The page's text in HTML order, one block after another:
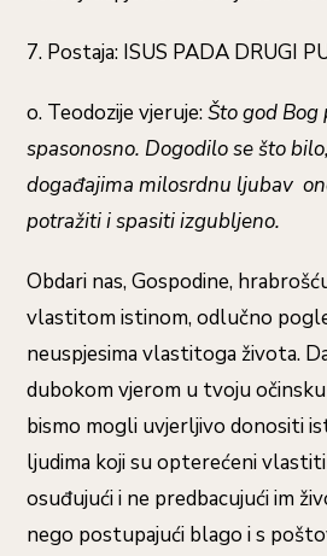
7. Postaja: ISUS PADA DRUGI
o. Teodozije vjeruje:Što god Bog
spasonosno. Dogodilo se što
događajima milosrdnu ljubav
potražiti i spasiti izgubljeno.
Obdari nas, Gospodine,
vlastitom istinom, odlučno
neuspjesima vlastitoga života.
dubokom vjerom u tvoju
bismo mogli uvjerljivo donositi
ljudima koji su opterećeni
osuđujući i ne predbacujući im
nego postupajući blago i s